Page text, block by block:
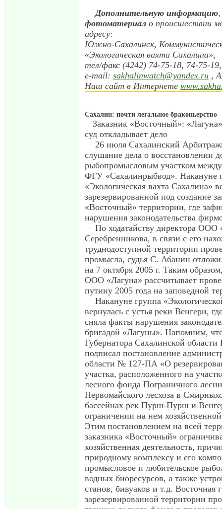
Дополнительную информацию
фотоматериал о происшествии
адресу:
Южно-Сахалинск,
«Экологическая вахта Сахалина»,
тел/факс (4242) 74-75-18, 74-75-
e-mail: sakhalinwatch@yandex.ru ,
Наш сайт в Интернете
Сахалин: почти легальное браконьерство
Заказник «Восточный»:
суд откладывает дело
26 июля Сахалинский
слушание дела о восстановлении
рыбопромысловым участком
ФГУ «Сахалинрыбвод». Накануне
«Экологическая вахта Сахалина»
зарезервированной под создание
«Восточный» территории, где
нарушения законодательства
По ходатайству директора ООО
Серебренникова, в связи с его
труднодоступной территории
промысла, судья С. Абанин
на 7 октября 2005 г. Таким
ООО «Лагуна» рассчитывает
путину 2005 года на заповедной
Накануне группа
вернулась с устья реки Венгери,
сняла факты нарушения
бригадой «Лагуны». Напомним,
Губернатора Сахалинской
подписал постановление
области № 127-ПА «О
участка, расположенного на
лесного фонда Пограничного
Первомайского лесхоза в
бассейнах рек Пурш-Пурш и
ограничении на нем
Этим постановлением на всей
заказника «Восточный»
хозяйственная деятельность,
природному комплексу и его
промысловое и любительское
водных биоресурсов, а также
станов, бивуаков и т.д. Восточная
зарезервированной территории